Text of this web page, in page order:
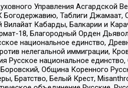
Управления Асгардской
Таблиги Джамаат,
Кабарды, Балкарии и
18, Благородный Орден
национальное единство,
нелегальной иммиграции,
Русское национальное единство,
Община Коренного
Братство, Белый Крест,